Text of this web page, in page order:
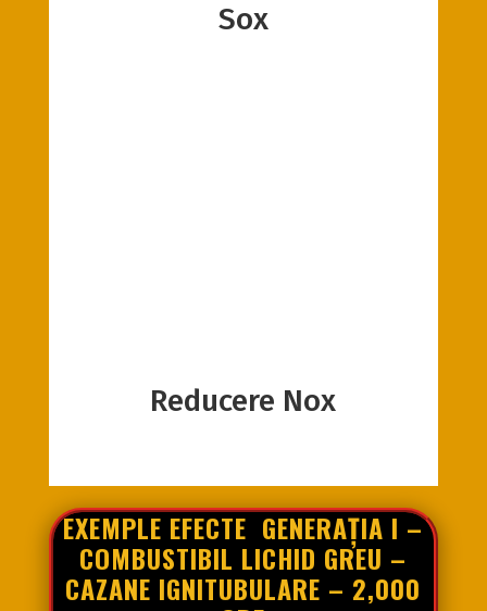
Sox
Reducere Nox
EXEMPLE EFECTE GENERAȚIA I –
COMBUSTIBIL LICHID GREU –
CAZANE IGNITUBULARE – 2,000